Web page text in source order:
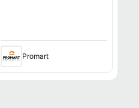
Promart